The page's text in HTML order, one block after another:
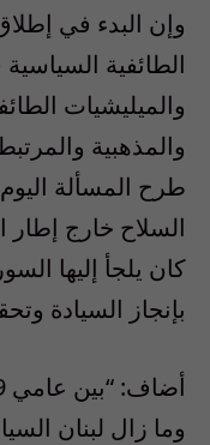
وإن البدء في
الطائفية السياسية
والميليشيات
والمذهبية
طرح المسألة
السلاح خارج إطار
كان يلجأ إليها
بإنجاز السيادة
وما زال لبنان